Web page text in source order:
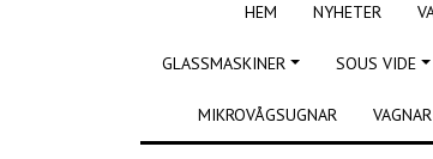
HEM NYHETER
GLASSMASKINER SOUS VIDE
MIKROVÅGSUGNAR